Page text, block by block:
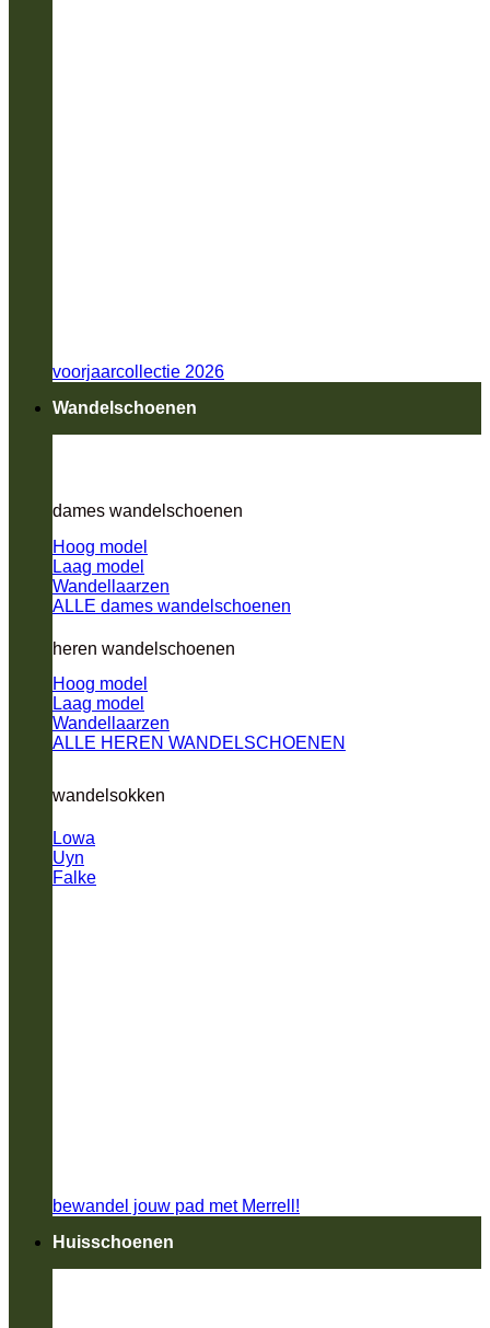
voorjaarcollectie 2026
Wandelschoenen
dames wandelschoenen
Hoog model
Laag model
Wandellaarzen
ALLE dames wandelschoenen
heren wandelschoenen
Hoog model
Laag model
Wandellaarzen
ALLE HEREN WANDELSCHOENEN
wandelsokken
Lowa
Uyn
Falke
bewandel jouw pad met Merrell!
Huisschoenen